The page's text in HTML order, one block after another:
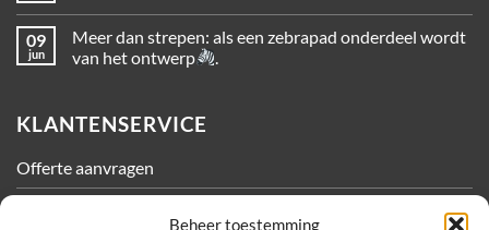
Beheer toestemming
09
jun
Meer dan strepen: als een zebrapad onderdeel wordt
van het ontwerp
KLANTENSERVICE
Offerte aanvragen